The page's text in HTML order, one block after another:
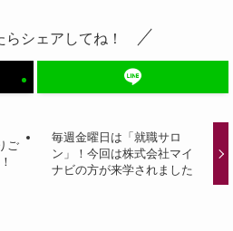
らシェアしてね！
ご
毎週金曜日は「就職サロ
ン」！今回は株式会社マイ
ナビの方が来学されました